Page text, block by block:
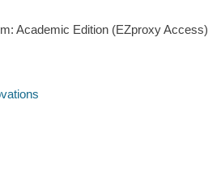
Academic Edition (EZproxy Access)